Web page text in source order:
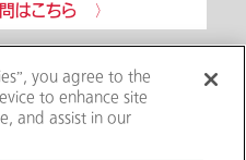
はこちら
ング
you agree to the
to enhance site
and assist in our